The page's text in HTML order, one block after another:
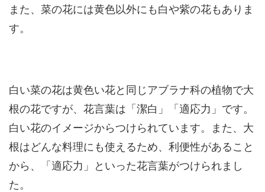
また、菜の花には黄色以外にも白や紫の花もありま
す。
白い菜の花は黄色い花と同じアブラナ科の植物で大
根の花ですが、花言葉は「潔白」「適応力」です。
白い花のイメージからつけられています。また、大
根はどんな料理にも使えるため、利便性があること
から、「適応力」といった花言葉がつけられまし
た。